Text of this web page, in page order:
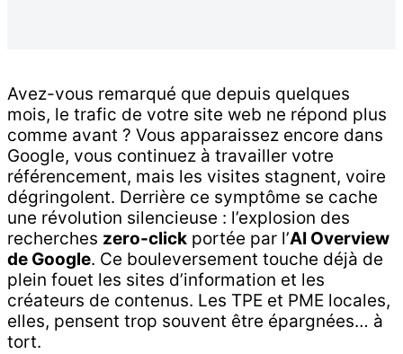
Avez-vous remarqué que depuis quelques
mois, le trafic de votre site web ne répond plus
comme avant ? Vous apparaissez encore dans
Google, vous continuez à travailler votre
référencement, mais les visites stagnent, voire
dégringolent. Derrière ce symptôme se cache
une révolution silencieuse : l’explosion des
recherches zero-click portée par l’AI Overview
de Google. Ce bouleversement touche déjà de
plein fouet les sites d’information et les
créateurs de contenus. Les TPE et PME locales,
elles, pensent trop souvent être épargnées… à
tort.